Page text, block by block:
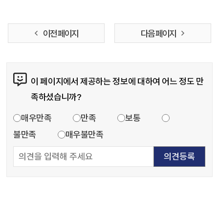
이전 페이지 다음 페이지
이 페이지에서 제공하는 정보에 대하여 어느 정도 만
족하셨습니까?
매우만족 만족
보통
불만족
매우불만족